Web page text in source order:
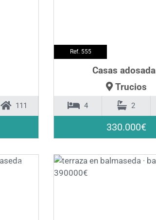
111
Ref. 555
Casas
Trucios
4 2
330.000€